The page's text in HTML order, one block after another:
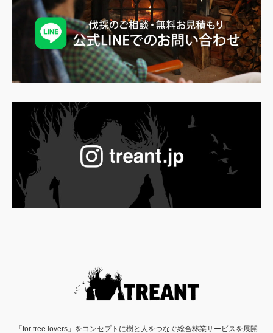
「for tree lovers」をコンセプトに樹と人をつなぐ総合林業サービスを展開